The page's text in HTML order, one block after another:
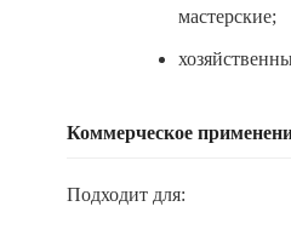
мастерские;
Коммерческое
Подходит для: